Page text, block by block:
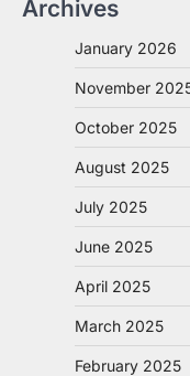
Archives
January 2026
November
October 2025
August 2025
July 2025
June 2025
April 2025
March 2025
February 2025